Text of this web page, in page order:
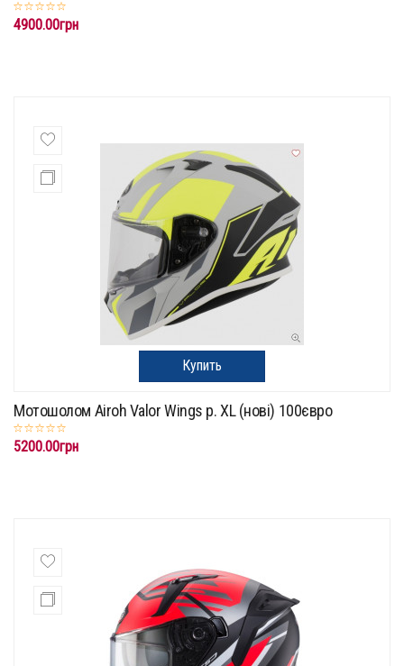
4900.00грн
Купить
Мотошолом Airoh Valor Wings p. XL (нові) 100євро
5200.00грн